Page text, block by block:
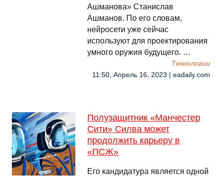
Ашманова» Станислав
Ашманов. По его словам,
нейросети уже сейчас
используют для проектирования
умного оружия будущего. …
Технологии
11:50, Апрель 16, 2023 | eadaily.com
Полузащитник «Манчестер
Сити» Силва может
продолжить карьеру в
«ПСЖ»
Его кандидатура является одной